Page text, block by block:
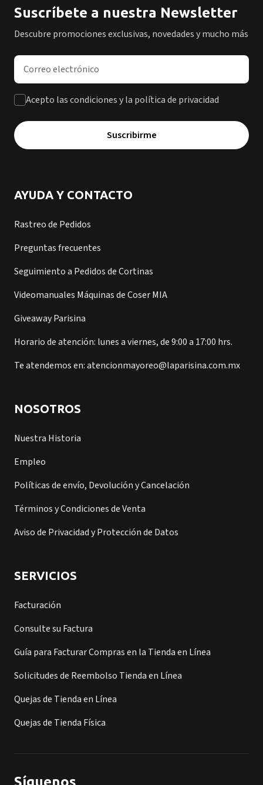
Suscríbete a nuestra Newsletter
Descubre promociones exclusivas, novedades y mucho más
Dirección de correo electrónico
Acepto las condiciones y la política de privacidad
Suscribirme
AYUDA Y CONTACTO
Rastreo de Pedidos
Preguntas frecuentes
Seguimiento a Pedidos de Cortinas
Videomanuales Máquinas de Coser MIA
Giveaway Parisina
Horario de atención: lunes a viernes, de 9:00 a 17:00 hrs.
Te atendemos en: atencionmayoreo@laparisina.com.mx
NOSOTROS
Nuestra Historia
Empleo
Políticas de envío, Devolución y Cancelación
Términos y Condiciones de Venta
Aviso de Privacidad y Protección de Datos
SERVICIOS
Facturación
Consulte su Factura
Guía para Facturar Compras en la Tienda en Línea
Solicitudes de Reembolso Tienda en Línea
Quejas de Tienda en Línea
Quejas de Tienda Física
Síguenos